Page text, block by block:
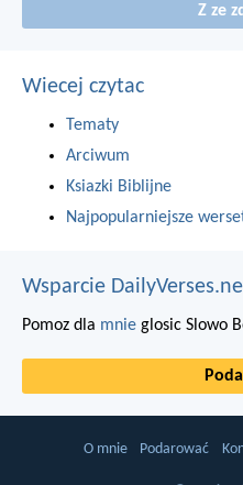
Z ze
Wiecej czytac
Tematy
Arciwum
Ksiazki Biblijne
Najpopularniejsze
Wsparcie
Pomoz dla mnie glosic Slowo
O mnie Podarować